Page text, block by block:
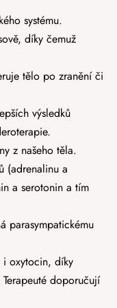
systému.
díky čemuž
tělo po zranění či
výsledků
z našeho těla.
(adrenalinu a
a serotonin a tím
parasympatickému
i oxytocin, díky
doporučují